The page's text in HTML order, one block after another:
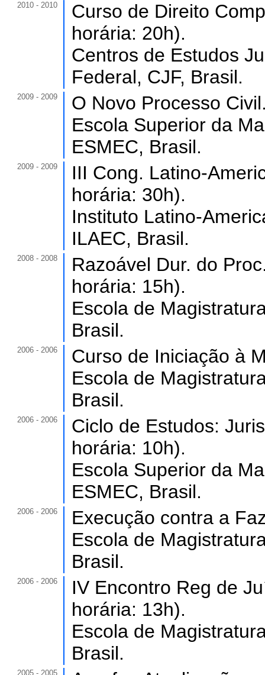
2010 - 2010
Curso de Direito
horária: 20h).
Centros de Estudos
Federal, CJF, Brasil.
2009 - 2009
O Novo Processo
Escola Superior da
ESMEC, Brasil.
2009 - 2009
III Cong. Latino-
horária: 30h).
Instituto Latino-
ILAEC, Brasil.
2008 - 2008
Razoável Dur. do
horária: 15h).
Escola de
Brasil.
2006 - 2006
Curso de Iniciação à
Escola de
Brasil.
2006 - 2006
Ciclo de Estudos:
horária: 10h).
Escola Superior da
ESMEC, Brasil.
2006 - 2006
Execução contra a
Escola de
Brasil.
2006 - 2006
IV Encontro Reg de
horária: 13h).
Escola de
Brasil.
2005 - 2005